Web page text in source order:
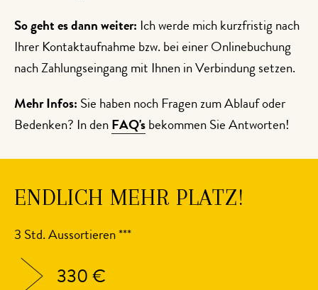
So geht es dann weiter: Ich werde mich kurzfristig nach
Ihrer Kontaktaufnahme bzw. bei einer Onlinebuchung
nach Zahlungseingang mit Ihnen in Verbindung setzen.
Mehr Infos: Sie haben noch Fragen zum Ablauf oder
Bedenken? In den FAQ's bekommen Sie Antworten!
ENDLICH MEHR PLATZ!
3 Std. Aussortieren ***
330 €